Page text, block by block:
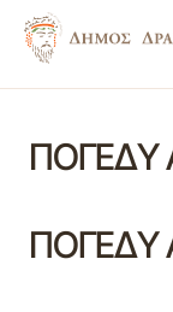
ΠΟΓΕΔΥ
ΠΟΓΕΔΥ